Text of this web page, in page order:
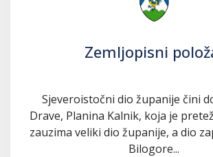
Zemljopisni
Sjeveroistočni dio županije čini
Drave, Planina Kalnik, koja je
zauzima veliki dio županije, a dio
Bilogore...